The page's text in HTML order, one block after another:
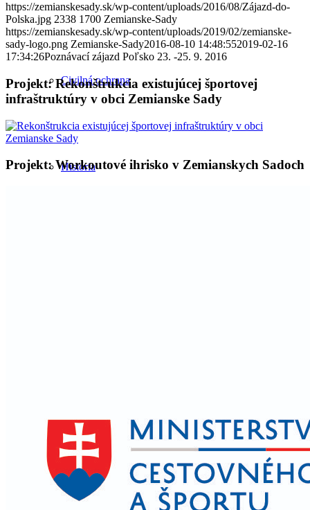
Civilná ochrana
História
Kultúra obce
https://zemianskesady.sk/wp-content/uploads/2016/08/Zájazd-do-
Polska.jpg 2338 1700 Zemianske-Sady
https://zemianskesady.sk/wp-content/uploads/2019/02/zemianske-
sady-logo.png Zemianske-Sady2016-08-10 14:48:552019-02-16
17:34:26Poznávací zájazd Poľsko 23. -25. 9. 2016
Projekt: Rekonštrukcia existujúcej športovej
infraštruktúry v obci Zemianske Sady
Projekt: Workoutové ihrisko v Zemianskych Sadoch